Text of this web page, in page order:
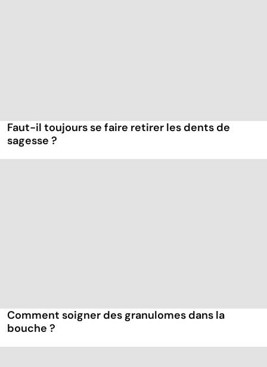
Faut-il toujours se faire retirer les dents de
sagesse ?
Comment soigner des granulomes dans la
bouche ?